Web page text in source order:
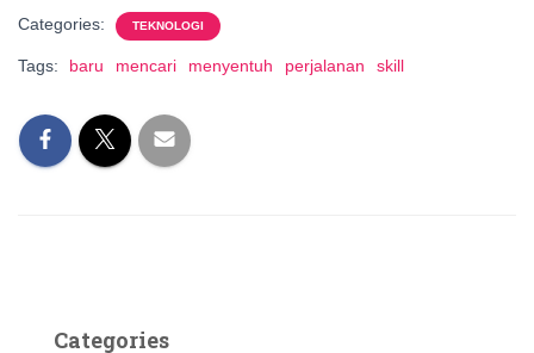
Categories: TEKNOLOGI
Tags: baru mencari menyentuh perjalanan skill
Categories